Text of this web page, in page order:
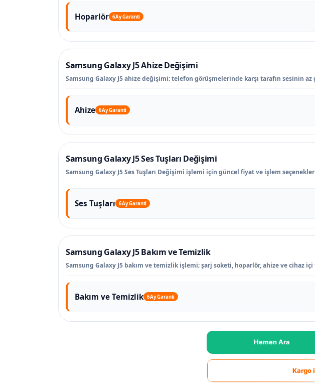
Hoparlör 6 Ay Garanti
Samsung Galaxy J5 Ahize Değişimi
Samsung Galaxy J5 ahize değişimi; telefon görüşmelerinde karşı tarafın sesinin
Ahize 6 Ay Garanti
Samsung Galaxy J5 Ses Tuşları Değişimi
Samsung Galaxy J5 Ses Tuşları Değişimi işlemi için güncel fiyat ve işlem
Ses Tuşları 6 Ay Garanti
Samsung Galaxy J5 Bakım ve Temizlik
Samsung Galaxy J5 bakım ve temizlik işlemi; şarj soketi, hoparlör, ahize ve
Bakım ve Temizlik 6 Ay Garanti
Hemen Ara
Kargo